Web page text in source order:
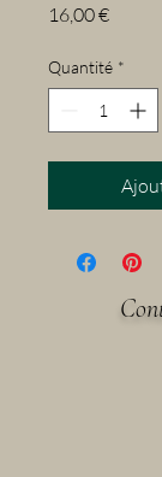
16,00 €Prix
Quantité *